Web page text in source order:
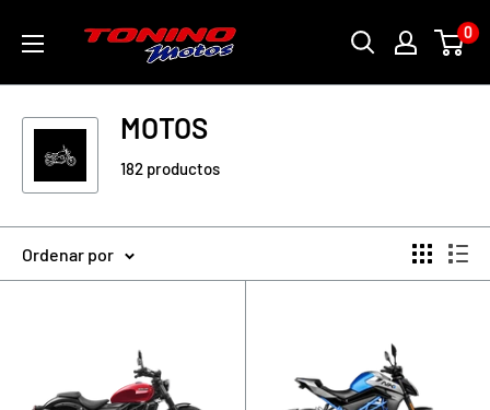
directamente
toninomotoschile 0
MOTOS
182 productos
Ordenar por